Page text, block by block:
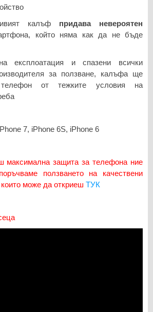
калъф придава невероятен
който няма как да не бъде
и спазени всички
за ползване, калъфа ще
от тежките условия на
7, iPhone 6S, iPhone 6
максимална защита за телефона ние
ползването на качествени
може да откриеш ТУК